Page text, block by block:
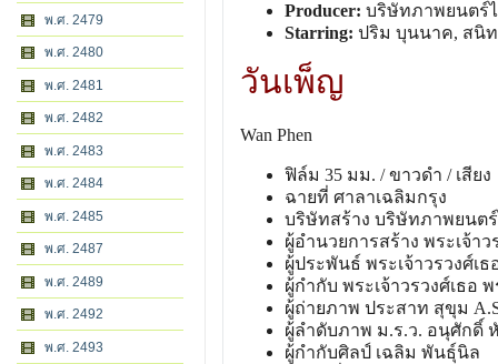
พ.ศ. 2479
พ.ศ. 2480
พ.ศ. 2481
พ.ศ. 2482
พ.ศ. 2483
พ.ศ. 2484
พ.ศ. 2485
พ.ศ. 2487
พ.ศ. 2489
พ.ศ. 2492
พ.ศ. 2493
Producer: บริษัทภาพยนตร์
Starring: ปริม บุนนาค, สนิ
วันเพ็ญ
Wan Phen
ฟิล์ม 35 มม. / ขาวดํา / เสียง
ฉายที่ ศาลาเฉลิมกรุง
บริษัทสร้าง บริษัทภาพยนต
ผู้อํานวยการสร้าง พระเจ้า
ผู้ประพันธ์ พระเจ้าวรวงศ์เ
ผู้กํากับ พระเจ้าวรวงศ์เธอ
ผู้ถ่ายภาพ ประสาท สุขุม
ผู้ลําดับภาพ ม.ร.ว. อนุศักดิ์
ผู้กํากับศิลป์ เฉลิม พันธุ์นิล